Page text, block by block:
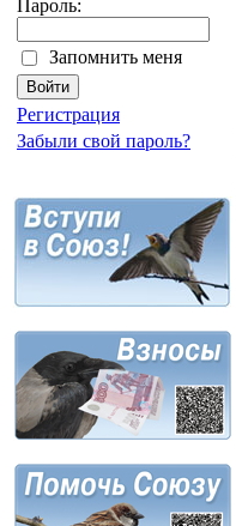
Пароль:
Запомнить меня
Регистрация
Забыли свой пароль?